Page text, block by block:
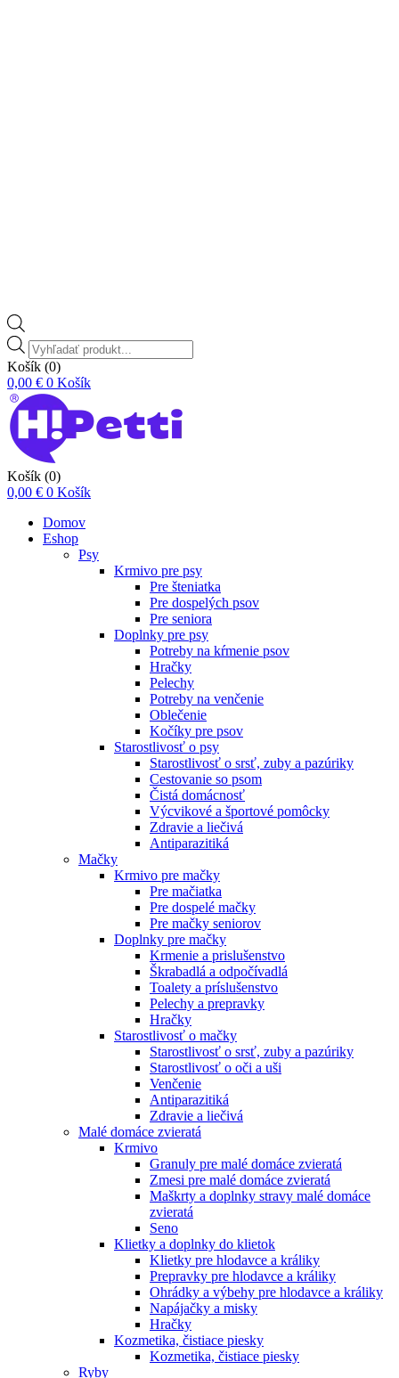
Vyhľadávanie
produktov
Košík (0)
0,00 € 0 Košík
Košík (0)
0,00 € 0 Košík
Domov
Eshop
Psy
Krmivo pre psy
Pre šteniatka
Pre dospelých psov
Pre seniora
Doplnky pre psy
Potreby na kŕmenie psov
Hračky
Pelechy
Potreby na venčenie
Oblečenie
Kočíky pre psov
Starostlivosť o psy
Starostlivosť o srsť, zuby a pazúriky
Cestovanie so psom
Čistá domácnosť
Výcvikové a športové pomôcky
Zdravie a liečivá
Antiparazitiká
Mačky
Krmivo pre mačky
Pre mačiatka
Pre dospelé mačky
Pre mačky seniorov
Doplnky pre mačky
Krmenie a prislušenstvo
Škrabadlá a odpočívadlá
Toalety а príslušenstvo
Pelechy a prepravky
Hračky
Starostlivosť o mačky
Starostlivosť o srsť, zuby a pazúriky
Starostlivosť o oči a uši
Venčenie
Antiparazitiká
Zdravie a liečivá
Malé domáce zvieratá
Krmivo
Granuly pre malé domáce zvieratá
Zmesi pre malé domáce zvieratá
Maškrty a doplnky stravy malé domáce
zvieratá
Seno
Klietky a doplnky do klietok
Klietky pre hlodavce a králiky
Prepravky pre hlodavce a králiky
Ohrádky a výbehy pre hlodavce a králiky
Napájačky a misky
Hračky
Kozmetika, čistiace piesky
Kozmetika, čistiace piesky
Ryby